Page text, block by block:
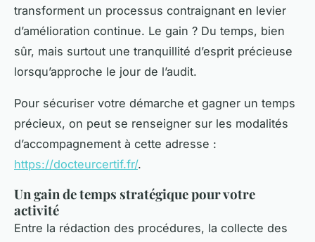
transforment un processus contraignant en levier
d’amélioration continue. Le gain ? Du temps, bien
sûr, mais surtout une tranquillité d’esprit précieuse
lorsqu’approche le jour de l’audit.
Pour sécuriser votre démarche et gagner un temps
précieux, on peut se renseigner sur les modalités
d’accompagnement à cette adresse :
https://docteurcertif.fr/.
Un gain de temps stratégique pour votre
activité
Entre la rédaction des procédures, la collecte des